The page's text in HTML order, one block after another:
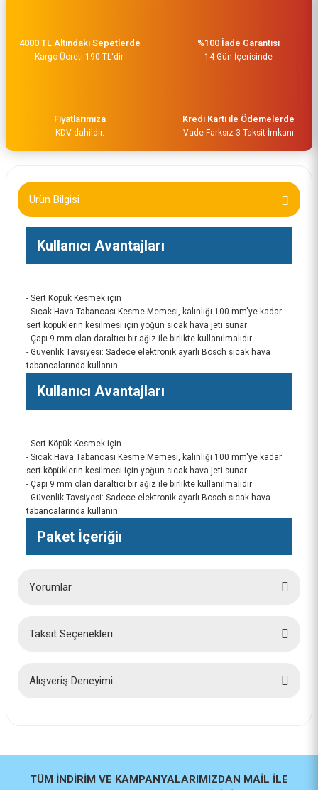
4000 TL Altındaki Sepetlerde
Kargo Ücreti 190 TL'dir.
%100 İade Garantisi
14 Gün İçerisinde
Fiyatlarımıza
KDV dahildir.
Kredi Karti ile Ödemelerde
Vade Farksız 3 Taksit İmkanı
Ürün Bilgisi
Kullanıcı Avantajları
- Sert Köpük Kesmek için
- Sıcak Hava Tabancası Kesme Memesi, kalınlığı 100 mm'ye kadar
sert köpüklerin kesilmesi için yoğun sıcak hava jeti sunar
- Çapı 9 mm olan daraltıcı bir ağız ile birlikte kullanılmalıdır
- Güvenlik Tavsiyesi: Sadece elektronik ayarlı Bosch sıcak hava
tabancalarında kullanın
Kullanıcı Avantajları
- Sert Köpük Kesmek için
- Sıcak Hava Tabancası Kesme Memesi, kalınlığı 100 mm'ye kadar
sert köpüklerin kesilmesi için yoğun sıcak hava jeti sunar
- Çapı 9 mm olan daraltıcı bir ağız ile birlikte kullanılmalıdır
- Güvenlik Tavsiyesi: Sadece elektronik ayarlı Bosch sıcak hava
tabancalarında kullanın
Paket İçeriğiı
Yorumlar
Taksit Seçenekleri
Alışveriş Deneyimi
TÜM İNDİRİM VE KAMPANYALARIMIZDAN MAİL İLE